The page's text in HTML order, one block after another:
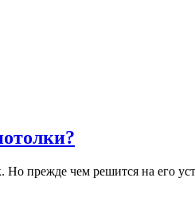
прежде чем решится на его